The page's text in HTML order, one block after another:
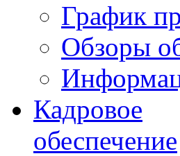
График
Обзоры
Кадровое
обеспечение